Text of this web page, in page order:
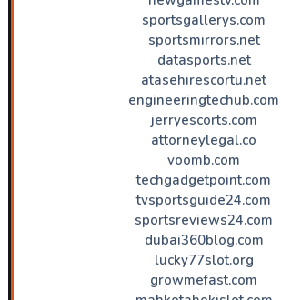
sportsgallerys.com
sportsmirrors.net
datasports.net
atasehirescortu.net
engineeringtechub.com
jerryescorts.com
attorneylegal.co
voomb.com
techgadgetpoint.com
tvsportsguide24.com
sportsreviews24.com
dubai360blog.com
lucky77slot.org
growmefast.com